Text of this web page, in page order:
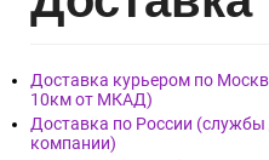
Доставка курьером по
10км от МКАД)
Доставка по России (службы
компании)